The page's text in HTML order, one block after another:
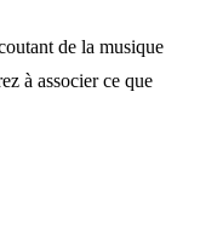
de la musique
à associer ce que